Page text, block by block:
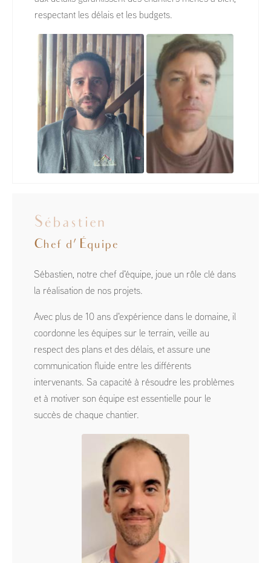
respectant les délais et les budgets.
Sébastien
Chef d'Équipe
Sébastien, notre chef d'équipe, joue un rôle clé dans
la réalisation de nos projets.
Avec plus de 10 ans d'expérience dans le domaine, il
coordonne les équipes sur le terrain, veille au
respect des plans et des délais, et assure une
communication fluide entre les différents
intervenants. Sa capacité à résoudre les problèmes
et à motiver son équipe est essentielle pour le
succès de chaque chantier.